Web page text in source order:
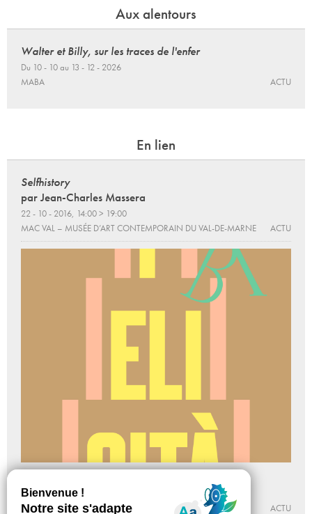
Aux alentours
Walter et Billy, sur les traces de l'enfer
Du 10 - 10 au 13 - 12 - 2026
MABA
ACTU
En lien
Selfhistory
par Jean-Charles Massera
22 - 10 - 2016, 14:00 > 19:00
MAC VAL – MUSÉE D’ART CONTEMPORAIN DU VAL-DE-MARNE
ACTU
Du 17 - 10 au 20 - 11 - 2016
BEAUX-ARTS DE PARIS
ACTU